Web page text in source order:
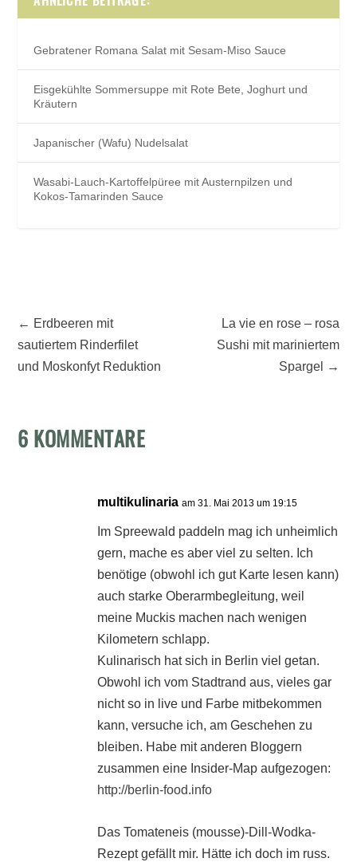
Gebratener Romana Salat mit Sesam-Miso Sauce
Eisgekühlte Sommersuppe mit Rote Bete, Joghurt und
Kräutern
Japanischer (Wafu) Nudelsalat
Wasabi-Lauch-Kartoffelpüree mit Austernpilzen und
Kokos-Tamarinden Sauce
← Erdbeeren mit
sautiertem Rinderfilet
und Moskonfyt Reduktion
La vie en rose – rosa
Sushi mit mariniertem
Spargel
→
6 KOMMENTARE
multikulinaria am 31. Mai 2013 um 19:15
Im Spreewald paddeln mag ich unheimlich
gern, mache es aber viel zu selten. Ich
benötige (obwohl ich gut Karte lesen kann)
auch starke Oberarmbegleitung, weil
meine Muckis machen nach wenigen
Kilometern schlapp.
Kulinarisch hat sich in Berlin viel getan.
Obwohl ich vom Stadtrand aus, vieles gar
nicht so in live und Farbe mitbekommen
kann, versuche ich, am Geschehen zu
bleiben. Habe mit anderen Bloggern
zusammen eine Insider-Map aufgezogen:
http://berlin-food.info
Das Tomateneis (mousse)-Dill-Wodka-
Rezept gefällt mir. Hätte ich doch im russ.